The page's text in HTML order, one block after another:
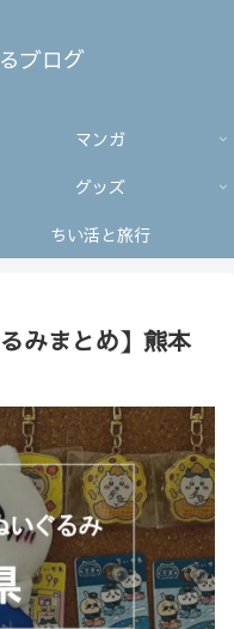
ブログ
マンガ
グッズ
ちい活と旅行
みまとめ】熊本